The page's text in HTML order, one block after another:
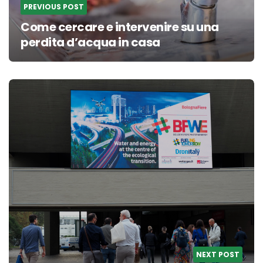
PREVIOUS POST
Come cercare e intervenire su una
perdita d’acqua in casa
NEXT POST